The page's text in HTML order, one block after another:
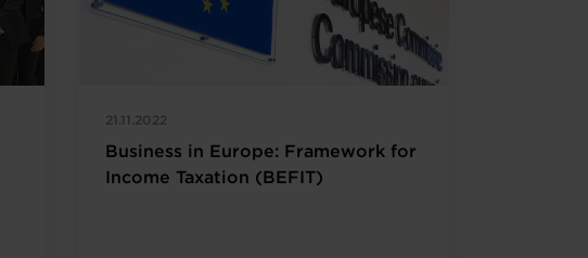
21.11.2022
Business in Europe: Framework for
Income Taxation (BEFIT)